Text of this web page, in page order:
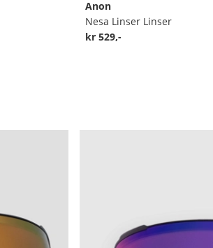
Anon
Nesa Linser Linser
kr 529,-